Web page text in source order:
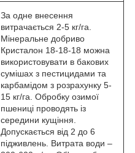
За одне внесення
витрачається 2-5 кг/га.
Мінеральне добриво
Кристалон 18-18-18 можна
використовувати в бакових
сумішах з пестицидами та
карбамідом з розрахунку 5-
15 кг/га. Обробку озимої
пшениці проводять із
середини кущіння.
Допускається від 2 до 6
підживлень. Витрата води –